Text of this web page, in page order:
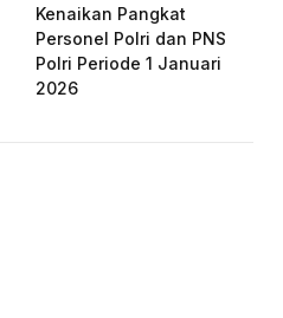
Kenaikan Pangkat
Personel Polri dan PNS
Polri Periode 1 Januari
2026